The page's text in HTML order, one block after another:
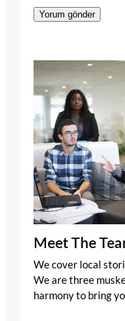
Meet The
We cover local
We are three
harmony to bring